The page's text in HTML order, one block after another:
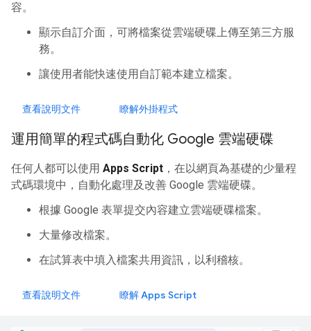
容。
顯示自訂介面，可將檔案從雲端硬碟上傳至第三方服
務。
讓使用者能快速使用自訂範本建立檔案。
查看說明文件 瞭解外掛程式
運用簡單的程式碼自動化 Google 雲端硬碟
任何人都可以使用 Apps Script ，在以網頁為基礎的少量程
式碼環境中，自動化處理及改善 Google 雲端硬碟。
根據 Google 表單提交內容建立雲端硬碟檔案。
大量修改檔案。
在試算表中填入檔案共用資訊，以利稽核。
查看說明文件 瞭解 Apps Script